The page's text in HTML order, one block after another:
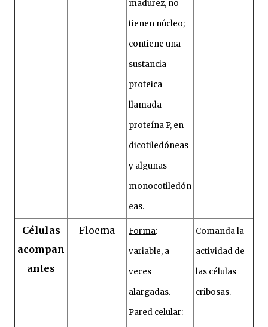
madurez, no
tienen núcleo;
contiene una
sustancia
proteica
llamada
proteína P, en
dicotiledóneas
y algunas
monocotiledón
eas.
Células
acompañ
antes
Floema Forma:
variable, a
veces
alargadas.
Pared celular:
Comanda la
actividad de
las células
cribosas.